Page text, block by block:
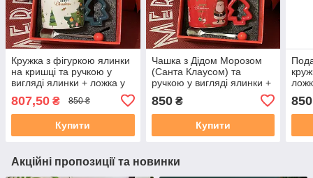
Кружка з фігуркою ялинки
на кришці та ручкою у
вигляді ялинки + ложка у
Подарункова упаковка
807,50 ₴ 850 ₴
Купити
Чашка з Дідом Морозом
(Санта Клаусом) та
ручкою у вигляді ялинки +
кольорі. Подарункова
упаковка
850₴
Купити
850
Акційні пропозиції та новинки